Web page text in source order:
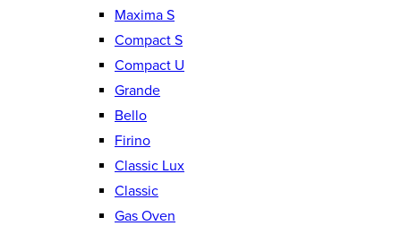
Maxima S
Compact S
Compact U
Grande
Bello
Firino
Classic Lux
Classic
Gas Oven